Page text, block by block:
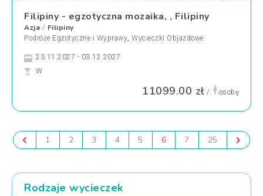
Filipiny - egzotyczna mozaika, , Filipiny
Azja / Filipiny
Podróże Egzotyczne i Wyprawy, Wycieczki Objazdowe
23.11.2027 - 03.12.2027
W
11099.00 zł / osobę
1 2 3 4 5 6 7 25
Rodzaje wycieczek